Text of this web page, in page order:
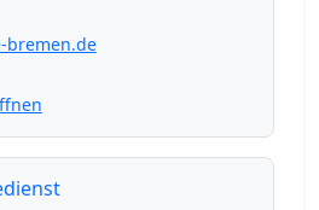
bremen.de